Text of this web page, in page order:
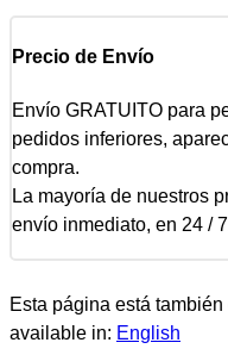
Precio de Envío
Envío GRATUITO para
pedidos inferiores,
compra.
La mayoría de nuestros
envío inmediato, en 24 /
Esta página está
available in: English